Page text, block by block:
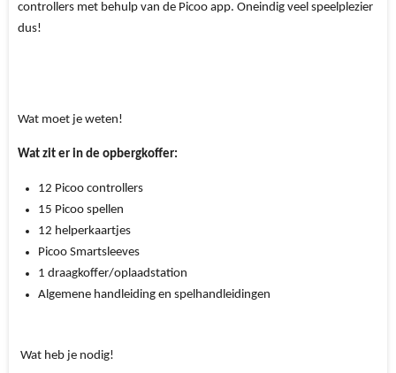
controllers met behulp van de Picoo app. Oneindig veel speelplezier
dus!
Wat moet je weten!
Wat zit er in de opbergkoffer:
12 Picoo controllers
15 Picoo spellen
12 helperkaartjes
Picoo Smartsleeves
1 draagkoffer/oplaadstation
Algemene handleiding en spelhandleidingen
Wat heb je nodig!